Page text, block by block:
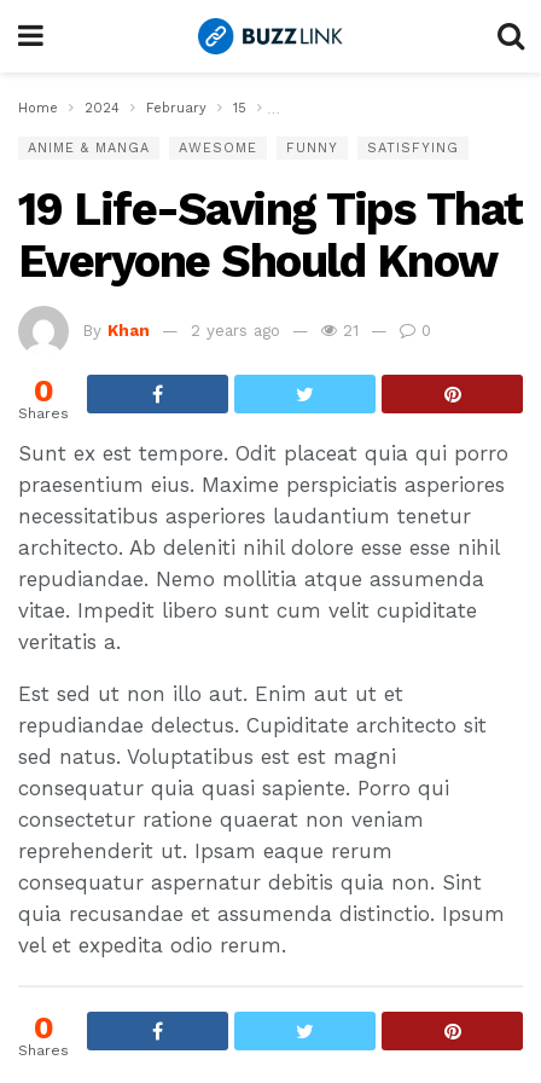
Home 2024 February 15
ANIME & MANGA AWESOME FUNNY SATISFYING
19 Life-Saving Tips That
Everyone Should Know
By Khan 2 years ago 21 0
0
Shares
Sunt ex est tempore. Odit placeat quia qui porro
praesentium eius. Maxime perspiciatis asperiores
necessitatibus asperiores laudantium tenetur
architecto. Ab deleniti nihil dolore esse esse nihil
repudiandae. Nemo mollitia atque assumenda
vitae. Impedit libero sunt cum velit cupiditate
veritatis a.
Est sed ut non illo aut. Enim aut ut et
repudiandae delectus. Cupiditate architecto sit
sed natus. Voluptatibus est est magni
consequatur quia quasi sapiente. Porro qui
consectetur ratione quaerat non veniam
reprehenderit ut. Ipsam eaque rerum
consequatur aspernatur debitis quia non. Sint
quia recusandae et assumenda distinctio. Ipsum
vel et expedita odio rerum.
0
Shares